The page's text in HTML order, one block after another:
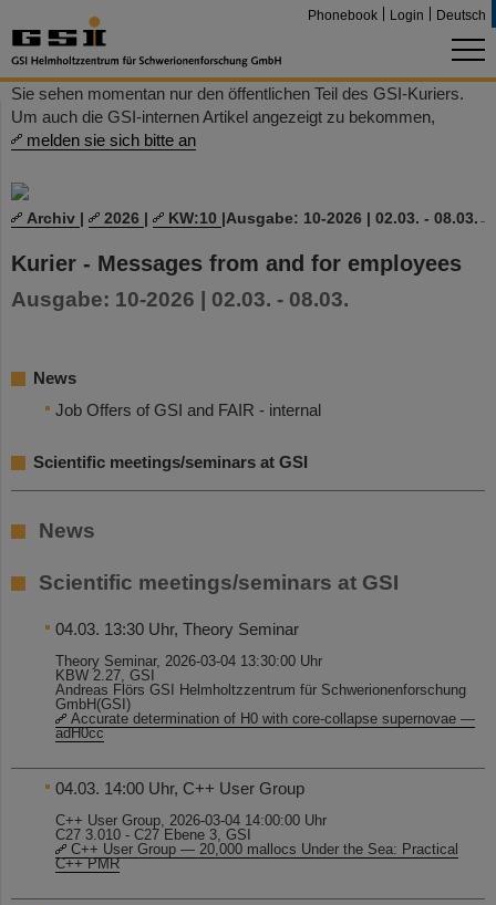
Phonebook Login Deutsch
Sie sehen momentan nur den öffentlichen Teil des GSI-Kuriers.
Um auch die GSI-internen Artikel angezeigt zu bekommen,
melden sie sich bitte an
Archiv | 2026 | KW:10 |Ausgabe: 10-2026 | 02.03. - 08.03.
Kurier - Messages from and for employees
Ausgabe: 10-2026 | 02.03. - 08.03.
News
Job Offers of GSI and FAIR - internal
Scientific meetings/seminars at GSI
News
Scientific meetings/seminars at GSI
04.03. 13:30 Uhr, Theory Seminar
Theory Seminar, 2026-03-04 13:30:00 Uhr
KBW 2.27, GSI
Andreas Flörs GSI Helmholtzzentrum für Schwerionenforschung
GmbH(GSI)
Accurate determination of H0 with core-collapse supernovae —
adH0cc
04.03. 14:00 Uhr, C++ User Group
C++ User Group, 2026-03-04 14:00:00 Uhr
C27 3.010 - C27 Ebene 3, GSI
C++ User Group — 20,000 mallocs Under the Sea: Practical
C++ PMR